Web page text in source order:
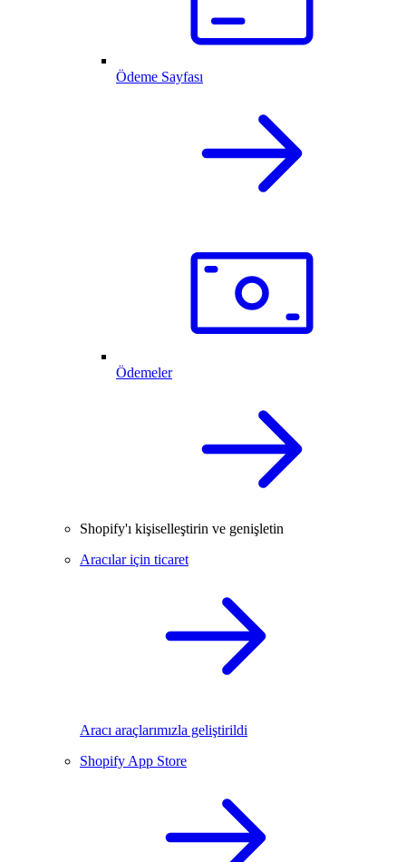
Ödeme Sayfası
Ödemeler
Shopify'ı kişiselleştirin ve genişletin
Aracılar için ticaret
Aracı araçlarımızla geliştirildi
Shopify App Store